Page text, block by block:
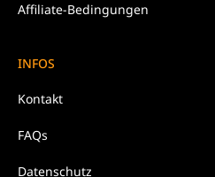
Affiliate-Bedingungen
INFOS
Kontakt
FAQs
Datenschutz